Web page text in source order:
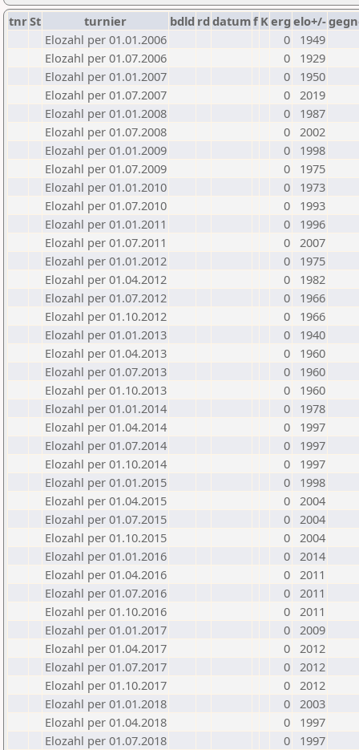
tnrSt turnier bdld rd datumf Kerg elo+/-
Elozahl per 01.01.2006
0
1949
Elozahl per 01.07.2006
0
1929
Elozahl per 01.01.2007
0
1950
Elozahl per 01.07.2007
0 2019
Elozahl per 01.01.2008
0
1987
Elozahl per 01.07.2008
0 2002
Elozahl per 01.01.2009
0
1998
Elozahl per 01.07.2009
0
1975
Elozahl per 01.01.2010
0
1973
Elozahl per 01.07.2010
0
1993
Elozahl per 01.01.2011
0
1996
Elozahl per 01.07.2011
0 2007
Elozahl per 01.01.2012
0
1975
Elozahl per 01.04.2012
0
1982
Elozahl per 01.07.2012
0
1966
Elozahl per 01.10.2012
0
1966
Elozahl per 01.01.2013
0
1940
Elozahl per 01.04.2013
0
1960
Elozahl per 01.07.2013
0
1960
Elozahl per 01.10.2013
0
1960
Elozahl per 01.01.2014
0
1978
Elozahl per 01.04.2014
0
1997
Elozahl per 01.07.2014
0
1997
Elozahl per 01.10.2014
0
1997
Elozahl per 01.01.2015
0
1998
Elozahl per 01.04.2015
0 2004
Elozahl per 01.07.2015
0 2004
Elozahl per 01.10.2015
0 2004
Elozahl per 01.01.2016
0 2014
Elozahl per 01.04.2016
0 2011
Elozahl per 01.07.2016
0 2011
Elozahl per 01.10.2016
0 2011
Elozahl per 01.01.2017
0 2009
Elozahl per 01.04.2017
0 2012
Elozahl per 01.07.2017
0 2012
Elozahl per 01.10.2017
0 2012
Elozahl per 01.01.2018
0 2003
Elozahl per 01.04.2018
0
1997
Elozahl per 01.07.2018
0
1997